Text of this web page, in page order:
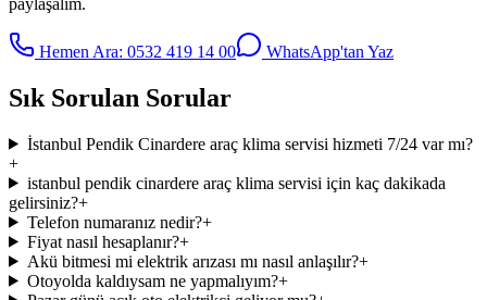
Hemen Ara: 0532 419 14 00 WhatsApp'tan Yaz
Sık Sorulan Sorular
İstanbul Pendik Cinardere araç klima servisi hizmeti 7/24 var mı?
+
istanbul pendik cinardere araç klima servisi için kaç dakikada
gelirsiniz?+
Telefon numaranız nedir?+
Fiyat nasıl hesaplanır?+
Akü bitmesi mi elektrik arızası mı nasıl anlaşılır?+
Otoyolda kaldıysam ne yapmalıyım?+